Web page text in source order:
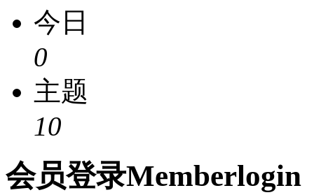
今日
0
主题
10
会员登录Memberlogin